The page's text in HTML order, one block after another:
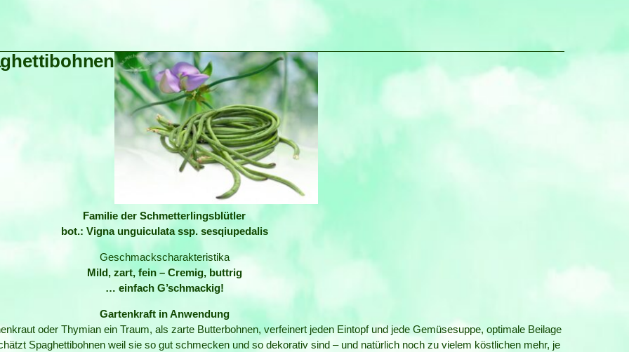
Familie der Schmetterlingsblütler
bot.: Vigna unguiculata ssp. sesqiupedalis
Geschmackscharakteristika
Mild, zart, fein – Cremig, buttrig
… einfach G’schmackig!
Gartenkraft in Anwendung
oder Thymian ein Traum, als zarte Butterbohnen, verfeinert jeden Eintopf und jede Gemüsesuppe, optimale Beilage
Spaghettibohnen weil sie so gut schmecken und so dekorativ sind – und natürlich noch zu vielem köstlichen mehr, je